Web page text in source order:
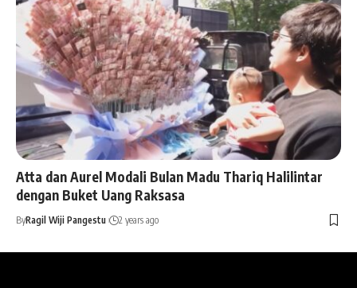
Atta dan Aurel Modali Bulan Madu Thariq Halilintar
dengan Buket Uang Raksasa
ByRagil Wiji Pangestu 2 years ago